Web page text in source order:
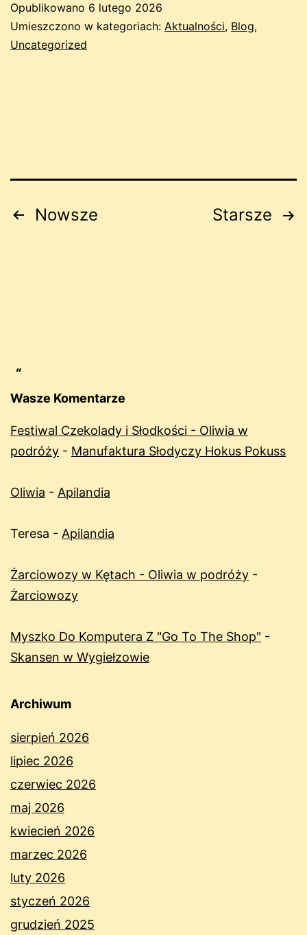
Opublikowano 6 lutego 2026
Umieszczono w kategoriach: Aktualności, Blog,
Uncategorized
Stronicowanie
Nowsze Starsze
Wasze Komentarze
Festiwal Czekolady i Słodkości - Oliwia w
podróży - Manufaktura Słodyczy Hokus Pokuss
Oliwia - Apilandia
Teresa - Apilandia
Żarciowozy w Kętach - Oliwia w podróży -
Żarciowozy
Myszko Do Komputera Z "Go To The Shop" -
Skansen w Wygiełzowie
Archiwum
sierpień 2026
lipiec 2026
czerwiec 2026
maj 2026
kwiecień 2026
marzec 2026
luty 2026
styczeń 2026
grudzień 2025